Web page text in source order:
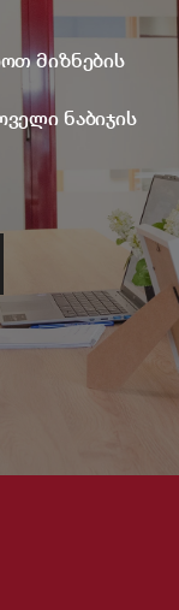
მიზნების
ნაბიჯის